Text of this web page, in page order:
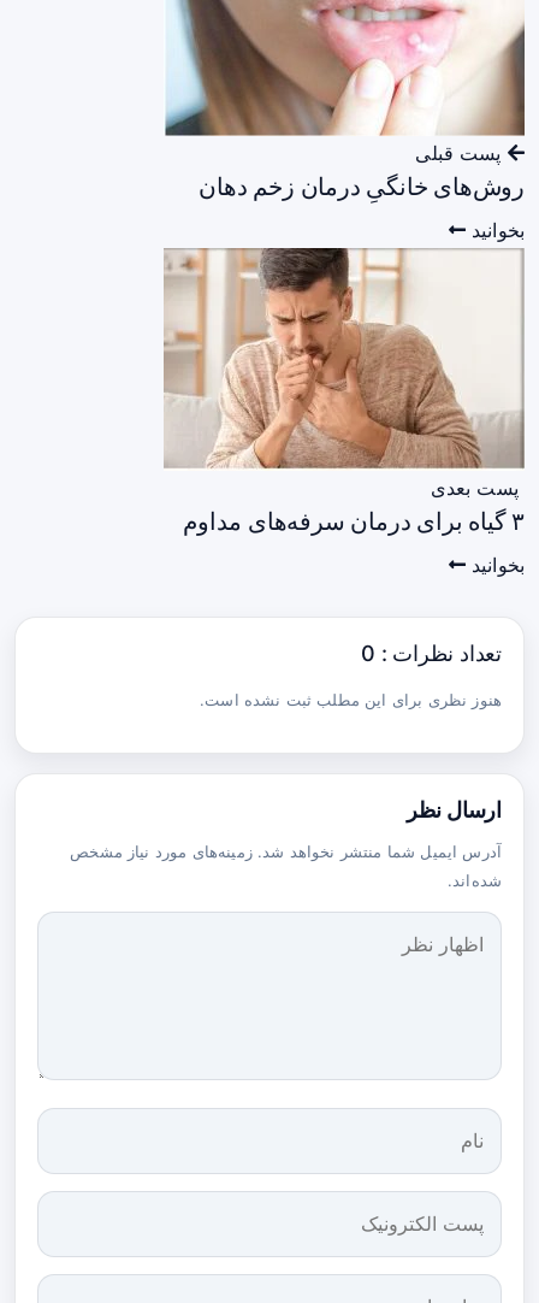
پست قبلی
روش‌های خانگیِ درمان زخم دهان
بخوانید
پست بعدی
۳ گیاه برای درمان سرفه‌های مداوم
بخوانید
تعداد نظرات : 0
هنوز نظری برای این مطلب ثبت نشده است.
ارسال نظر
آدرس ایمیل شما منتشر نخواهد شد. زمینه‌های مورد نیاز مشخص
شده‌اند.